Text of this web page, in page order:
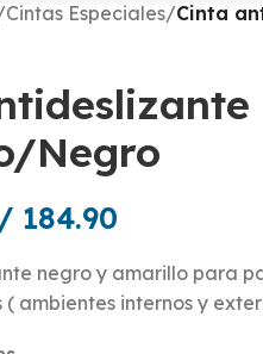
Cintas Especiales/Cinta
Negro
184.90
negro y amarillo para
ambientes internos y